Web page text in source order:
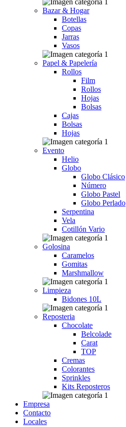
Bazar & Hogar
Botellas
Copas
Jarras
Vasos
Papel & Papelería
Rollos
Film
Rollos
Hojas
Bolsas
Cajas
Bolsas
Hojas
Evento
Helio
Globo
Globo Clásico
Número
Globo Pastel
Globo Perlado
Serpentina
Vela
Cotillón Vario
Golosina
Caramelos
Gomitas
Marshmallow
Limpieza
Bidones 10L
Reposteria
Chocolate
Belcolade
Carat
TOP
Cremas
Colorantes
Sprinkles
Kits Reposteros
Empresa
Contacto
Locales